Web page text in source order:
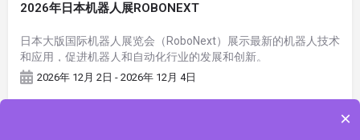
2026年日本机器人展ROBONEXT
日本大版国际机器人展览会（RoboNext）展示最新的机器人技术
和应用，促进机器人和自动化行业的发展和创新。
2026年 12月 2日 - 2026年 12月 4日
×